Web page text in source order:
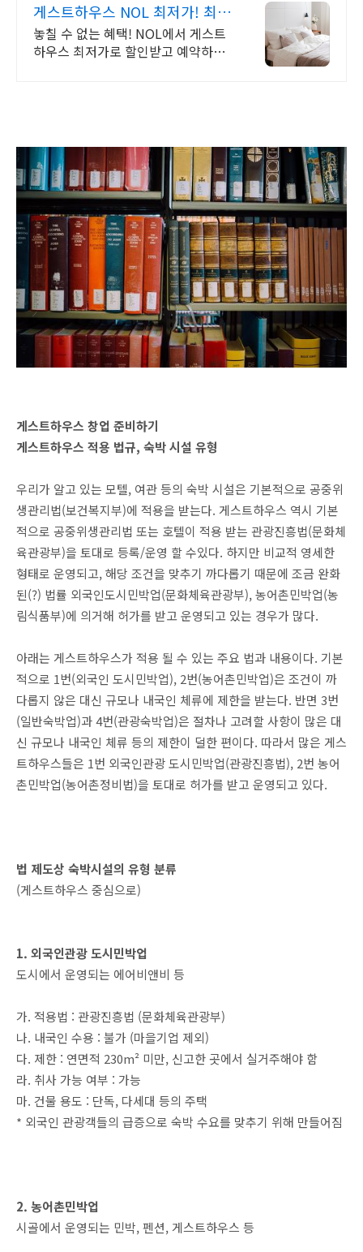
게스트하우스 NOL 최저가! 최
대 70% 더블업 할인!
놓칠 수 없는 혜택! NOL에서 게스트
하우스 최저가로 할인받고 예약하세
게스트하우스 창업 준비하기
게스트하우스 적용 법규, 숙박 시설 유형
우리가 알고 있는 모텔, 여관 등의 숙박 시설은 기본적으로 공중위
생관리법(보건복지부)에 적용을 받는다. 게스트하우스 역시 기본
적으로 공중위생관리법 또는 호텔이 적용 받는 관광진흥법(문화체
육관광부)을 토대로 등록/운영 할 수있다. 하지만 비교적 영세한
형태로 운영되고, 해당 조건을 맞추기 까다롭기 때문에 조금 완화
된(?) 법률 외국인도시민박업(문화체육관광부), 농어촌민박업(농
림식품부)에 의거해 허가를 받고 운영되고 있는 경우가 많다.
아래는 게스트하우스가 적용 될 수 있는 주요 법과 내용이다. 기본
적으로 1번(외국인 도시민박업), 2번(농어촌민박업)은 조건이 까
다롭지 않은 대신 규모나 내국인 체류에 제한을 받는다. 반면 3번
(일반숙박업)과 4번(관광숙박업)은 절차나 고려할 사항이 많은 대
신 규모나 내국인 체류 등의 제한이 덜한 편이다. 따라서 많은 게스
트하우스들은 1번 외국인관광 도시민박업(관광진흥법), 2번 농어
촌민박업(농어촌정비법)을 토대로 허가를 받고 운영되고 있다.
법 제도상 숙박시설의 유형 분류
(게스트하우스 중심으로)
1. 외국인관광 도시민박업
도시에서 운영되는 에어비앤비 등
가. 적용법 : 관광진흥법 (문화체육관광부)
나. 내국인 수용 : 불가 (마을기업 제외)
다. 제한 : 연면적 230m² 미만, 신고한 곳에서 실거주해야 함
라. 취사 가능 여부 : 가능
마. 건물 용도 : 단독, 다세대 등의 주택
* 외국인 관광객들의 급증으로 숙박 수요를 맞추기 위해 만들어짐
2. 농어촌민박업
시골에서 운영되는 민박, 펜션, 게스트하우스 등